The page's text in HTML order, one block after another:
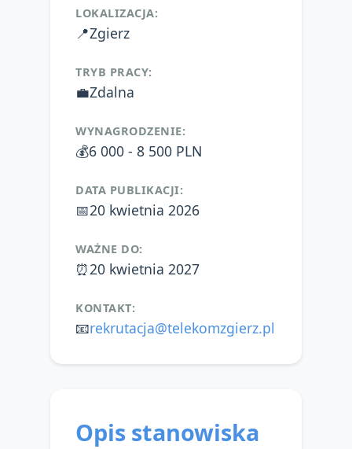
LOKALIZACJA:
📍Zgierz
TRYB PRACY:
💼Zdalna
WYNAGRODZENIE:
💰6 000 - 8 500 PLN
DATA PUBLIKACJI:
📅20 kwietnia 2026
WAŻNE DO:
⏰20 kwietnia 2027
KONTAKT:
📧rekrutacja@telekomzgierz.pl
Opis stanowiska